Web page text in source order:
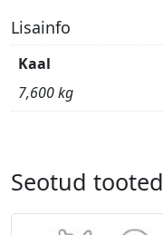
Lisainfo
Kaal
7,600 kg
Seotud tooted